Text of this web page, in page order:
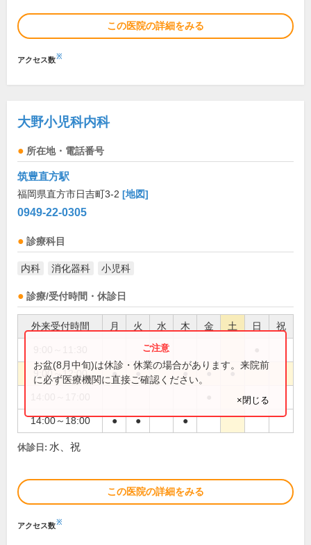
この医院の詳細をみる
アクセス数※
大野小児科内科
所在地・電話番号
筑豊直方駅
福岡県直方市日吉町3-2 [地図]
0949-22-0305
診療科目
内科 消化器科 小児科
診療/受付時間・休診日
外来受付時間 月 火 水 木 金 土 日 祝
9:00～12:00 ● ● ● ● ●
14:00～18:00 ● ● ●
お盆(8月中旬)は休診・休業の場合があります。来院前
に必ず医療機関に直接ご確認ください。
×閉じる
休診日: 水、祝
この医院の詳細をみる
アクセス数※